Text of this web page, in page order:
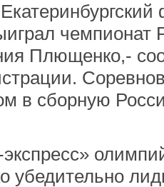
чемпионат
Плющенко,-
в сборную
убедительно